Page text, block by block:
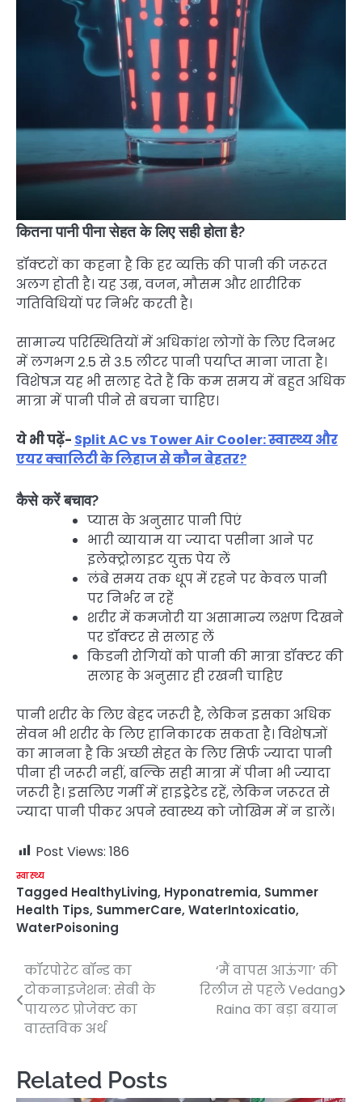
कितना पानी पीना सेहत के लिए सही होता है?
डॉक्टरों का कहना है कि हर व्यक्ति की पानी की जरूरत
अलग होती है। यह उम्र, वजन, मौसम और शारीरिक
गतिविधियों पर निर्भर करती है।
सामान्य परिस्थितियों में अधिकांश लोगों के लिए दिनभर
में लगभग 2.5 से 3.5 लीटर पानी पर्याप्त माना जाता है।
विशेषज्ञ यह भी सलाह देते हैं कि कम समय में बहुत अधिक
मात्रा में पानी पीने से बचना चाहिए।
ये भी पढ़ें- Split AC vs Tower Air Cooler: स्वास्थ्य और
एयर क्वालिटी के लिहाज से कौन बेहतर?
कैसे करें बचाव?
प्यास के अनुसार पानी पिएं
भारी व्यायाम या ज्यादा पसीना आने पर
इलेक्ट्रोलाइट युक्त पेय लें
लंबे समय तक धूप में रहने पर केवल पानी
पर निर्भर न रहें
शरीर में कमजोरी या असामान्य लक्षण दिखने
पर डॉक्टर से सलाह लें
किडनी रोगियों को पानी की मात्रा डॉक्टर की
सलाह के अनुसार ही रखनी चाहिए
पानी शरीर के लिए बेहद जरूरी है, लेकिन इसका अधिक
सेवन भी शरीर के लिए हानिकारक सकता है। विशेषज्ञों
का मानना है कि अच्छी सेहत के लिए सिर्फ ज्यादा पानी
पीना ही जरूरी नहीं, बल्कि सही मात्रा में पीना भी ज्यादा
जरूरी है। इसलिए गर्मी में हाइड्रेटेड रहें, लेकिन जरूरत से
ज्यादा पानी पीकर अपने स्वास्थ्य को जोखिम में न डालें।
Post Views: 186
स्वास्थ्य
Tagged HealthyLiving, Hyponatremia, Summer
Health Tips, SummerCare, WaterIntoxicatio,
WaterPoisoning
Post
navigation
कॉरपोरेट बॉन्ड का
टोकनाइजेशन: सेबी के
पायलट प्रोजेक्ट का
वास्तविक अर्थ
‘मैं वापस आऊंगा’ की
रिलीज से पहले Vedang
Raina का बड़ा बयान
Related Posts